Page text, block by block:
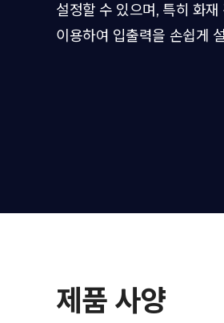
설정할 수 있으며, 특히 화
이용하여 입출력을 손쉽게
제품 사양